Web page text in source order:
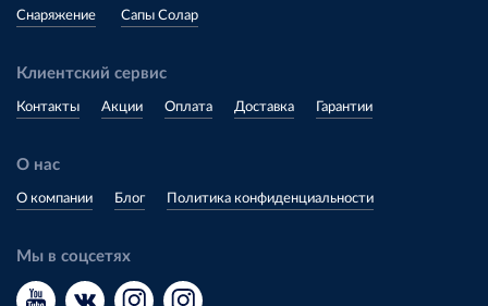
Снаряжение Сапы Солар
Клиентский сервис
Контакты Акции Оплата Доставка Гарантии
О нас
О компании Блог Политика конфиденциальности
Мы в соцсетях